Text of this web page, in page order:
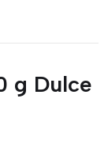
g Dulce